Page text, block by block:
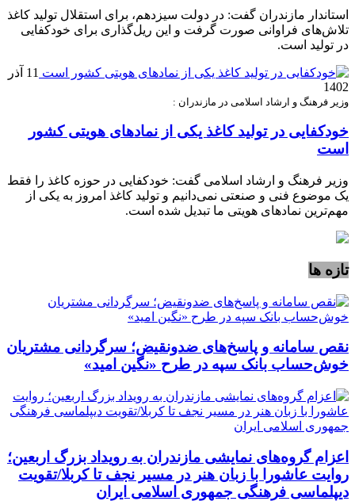
استاندار مازندران گفت: در دولت سیزدهم، برای استقلال تولید کاغذ
تلاش‌های فراوانی صورت گرفت و این ریل‌گذاری برای خودکفایی
در تولید است.
11 آذر
1402
وزیر فرهنگ و ارشاد اسلامی در مازندران :
خودکفایی در تولید کاغذ یکی از نمادهای هویتی کشور
است
وزیر فرهنگ و ارشاد اسلامی گفت: خودکفایی در حوزه کاغذ را فقط
یک موضوع فنی و صنعتی نمی‌دانیم و تولید کاغذ امروز به یکی از
مهم‌ترین نمادهای هویتی ما تبدیل شده است.
تازه ها
نقص سامانه و پاسخ‌های ضدونقیض؛ سرگردانی مشتریان
خوش‌حساب بانک سپه در طرح «نگین امید»
اعزام گروه‌های نمایشی مازندران به رویداد بزرگ اربعین؛
روایت عاشورا با زبان هنر در مسیر نجف تا کربلا/تقویت
دیپلماسی فرهنگی جمهوری اسلامی ایران